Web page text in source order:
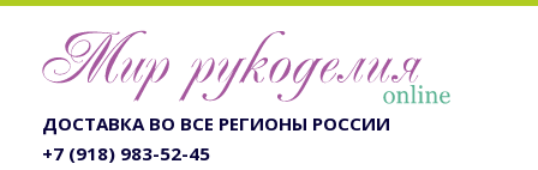
ДОСТАВКА ВО ВСЕ РЕГИОНЫ РОССИИ
+7 (918) 983-52-45